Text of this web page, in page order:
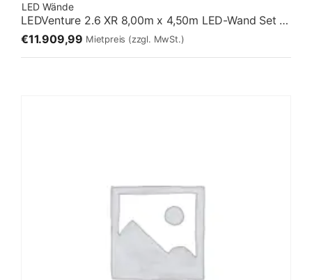
LED Wände
LEDVenture 2.6 XR 8,00m x 4,50m LED-Wand Set 07 – Fliegend [16:9]
€11.909,99 Mietpreis (zzgl. MwSt.)